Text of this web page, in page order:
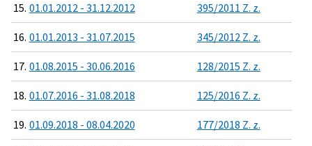
15. 01.01.2012 - 31.12.2012 395/2011 Z. z.
16. 01.01.2013 - 31.07.2015 345/2012 Z. z.
17. 01.08.2015 - 30.06.2016 128/2015 Z. z.
18. 01.07.2016 - 31.08.2018 125/2016 Z. z.
19. 01.09.2018 - 08.04.2020 177/2018 Z. z.